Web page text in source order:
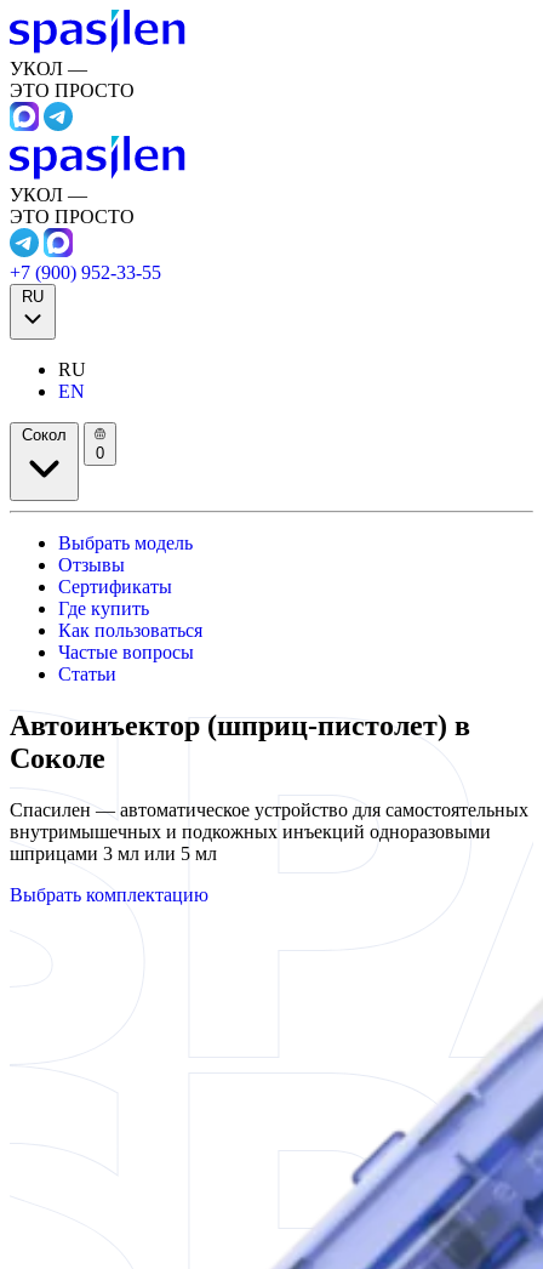
УКОЛ —
ЭТО ПРОСТО
УКОЛ —
ЭТО ПРОСТО
+7 (900) 952-33-55
RU
RU
EN
Сокол
0
Выбрать модель
Отзывы
Сертификаты
Где купить
Как пользоваться
Частые вопросы
Статьи
Автоинъектор (шприц-пистолет) в
Соколе
Спасилен — автоматическое устройство для самостоятельных
внутримышечных и подкожных инъекций одноразовыми
шприцами 3 мл или 5 мл
Выбрать комплектацию